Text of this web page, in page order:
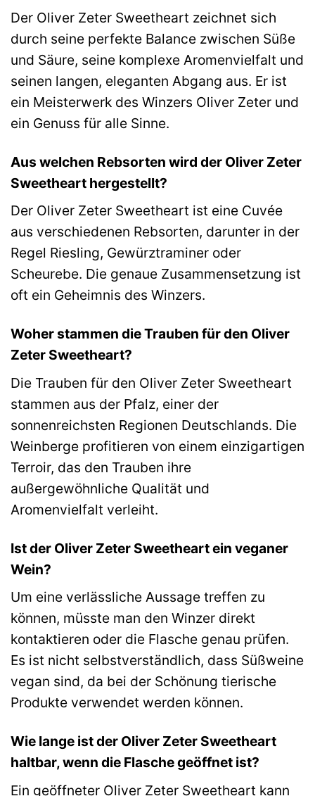
Der Oliver Zeter Sweetheart zeichnet sich
durch seine perfekte Balance zwischen Süße
und Säure, seine komplexe Aromenvielfalt und
seinen langen, eleganten Abgang aus. Er ist
ein Meisterwerk des Winzers Oliver Zeter und
ein Genuss für alle Sinne.
Aus welchen Rebsorten wird der Oliver Zeter
Sweetheart hergestellt?
Der Oliver Zeter Sweetheart ist eine Cuvée
aus verschiedenen Rebsorten, darunter in der
Regel Riesling, Gewürztraminer oder
Scheurebe. Die genaue Zusammensetzung ist
oft ein Geheimnis des Winzers.
Woher stammen die Trauben für den Oliver
Zeter Sweetheart?
Die Trauben für den Oliver Zeter Sweetheart
stammen aus der Pfalz, einer der
sonnenreichsten Regionen Deutschlands. Die
Weinberge profitieren von einem einzigartigen
Terroir, das den Trauben ihre
außergewöhnliche Qualität und
Aromenvielfalt verleiht.
Ist der Oliver Zeter Sweetheart ein veganer
Wein?
Um eine verlässliche Aussage treffen zu
können, müsste man den Winzer direkt
kontaktieren oder die Flasche genau prüfen.
Es ist nicht selbstverständlich, dass Süßweine
vegan sind, da bei der Schönung tierische
Produkte verwendet werden können.
Wie lange ist der Oliver Zeter Sweetheart
haltbar, wenn die Flasche geöffnet ist?
Ein geöffneter Oliver Zeter Sweetheart kann